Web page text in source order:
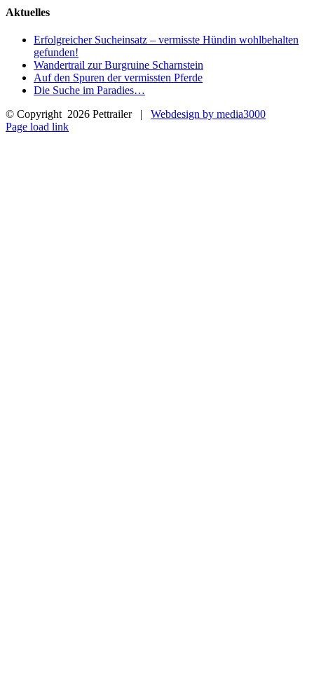
Aktuelles
Erfolgreicher Sucheinsatz – vermisste Hündin wohlbehalten
gefunden!
Wandertrail zur Burgruine Scharnstein
Auf den Spuren der vermissten Pferde
Die Suche im Paradies…
© Copyright 2026 Pettrailer | Webdesign by media3000
Facebook
Page load link